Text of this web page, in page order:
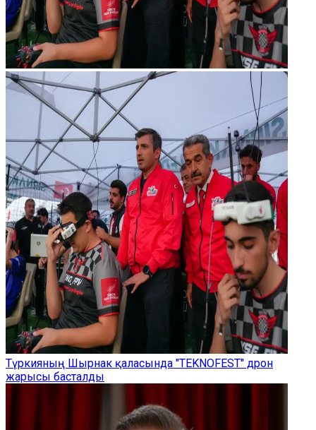
Түркияның Шырнак қаласында "TEKNOFEST" дрон
жарысы басталды